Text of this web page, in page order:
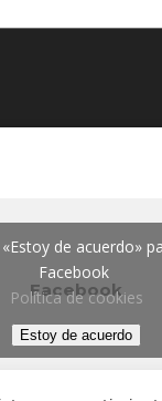
Facebook
de acuerdo»
Facebook
Política de cookies
Estoy de acuerdo